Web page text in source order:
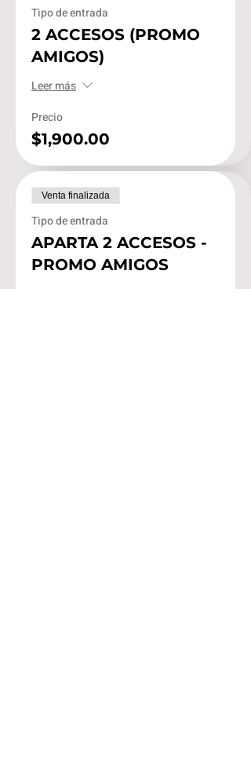
Tipo de entrada
2 ACCESOS (PROMO
AMIGOS)
Leer más
Precio
$1,900.00
Venta finalizada
Tipo de entrada
APARTA 2 ACCESOS -
PROMO AMIGOS